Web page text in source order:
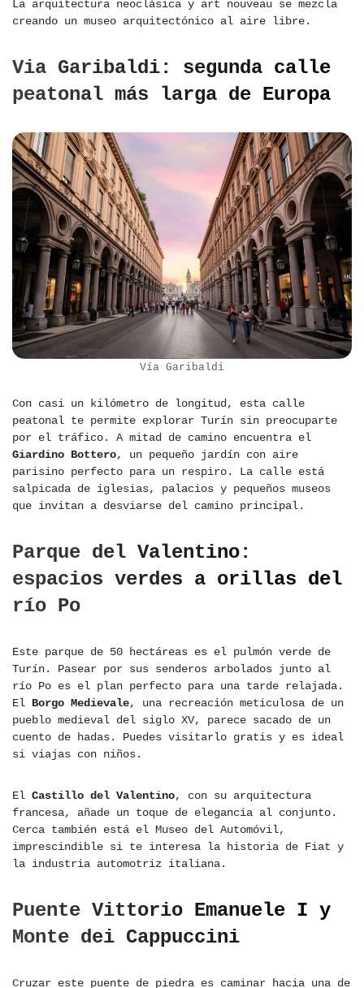
La arquitectura neoclásica y art nouveau se mezcla
creando un museo arquitectónico al aire libre.
Via Garibaldi: segunda calle
peatonal más larga de Europa
Vía Garibaldi
Con casi un kilómetro de longitud, esta calle
peatonal te permite explorar Turín sin preocuparte
por el tráfico. A mitad de camino encuentra el
Giardino Bottero, un pequeño jardín con aire
parisino perfecto para un respiro. La calle está
salpicada de iglesias, palacios y pequeños museos
que invitan a desviarse del camino principal.
Parque del Valentino:
espacios verdes a orillas del
río Po
Este parque de 50 hectáreas es el pulmón verde de
Turín. Pasear por sus senderos arbolados junto al
río Po es el plan perfecto para una tarde relajada.
El Borgo Medievale, una recreación meticulosa de un
pueblo medieval del siglo XV, parece sacado de un
cuento de hadas. Puedes visitarlo gratis y es ideal
si viajas con niños.
El Castillo del Valentino, con su arquitectura
francesa, añade un toque de elegancia al conjunto.
Cerca también está el Museo del Automóvil,
imprescindible si te interesa la historia de Fiat y
la industria automotriz italiana.
Puente Vittorio Emanuele I y
Monte dei Cappuccini
Cruzar este puente de piedra es caminar hacia una de